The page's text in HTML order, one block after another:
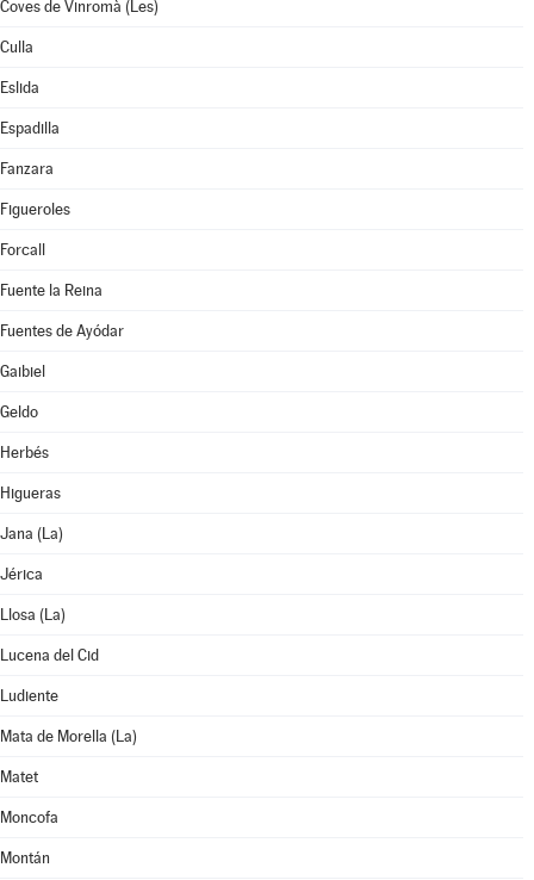
Coves de Vinromà (Les)
Culla
Eslida
Espadilla
Fanzara
Figueroles
Forcall
Fuente la Reina
Fuentes de Ayódar
Gaibiel
Geldo
Herbés
Higueras
Jana (La)
Jérica
Llosa (La)
Lucena del Cid
Ludiente
Mata de Morella (La)
Matet
Moncofa
Montán